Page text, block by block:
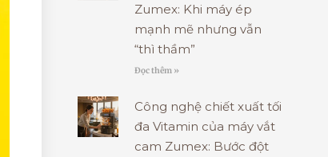
Zumex: Khi máy ép
mạnh mẽ nhưng vẫn
“thì thầm”
Đọc thêm »
Công nghệ chiết xuất tối
đa Vitamin của máy vắt
cam Zumex: Bước đột